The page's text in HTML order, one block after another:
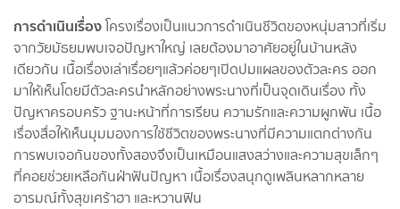
การดำเนินเรื่องโครงเรื่องเป็นแนวการดำเนินชีวิตของหนุ่มสาวที่เริ่ม
จากวัยมัธยมพบเจอปัญหาใหญ่ เลยต้องมาอาศัยอยู่ในบ้านหลัง
เดียวกัน เนื้อเรื่องเล่าเรื่อยๆแล้วค่อยๆเปิดปมแผลของตัวละคร ออก
มาให้เห็นโดยมีตัวละครนำหลักอย่างพระนางที่เป็นจุดเดินเรื่อง ทั้ง
ปัญหาครอบครัว ฐานะหน้าที่การเรียน ความรักและความผูกพัน เนื้อ
เรื่องสื่อให้เห็นมุมมองการใช้ชีวิตของพระนางที่มีความแตกต่างกัน
การพบเจอกันของทั้งสองจึงเป็นเหมือนแสงสว่างและความสุขเล็กๆ
ที่คอยช่วยเหลือกันฝ่าฟันปัญหา เนื้อเรื่องสนุกดูเพลินหลากหลาย
อารมณ์ทั้งสุขเศร้าฮา และหวานฟิน